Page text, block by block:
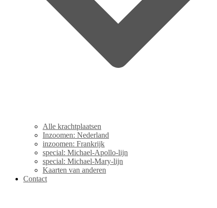
Alle krachtplaatsen
Inzoomen: Nederland
inzoomen: Frankrijk
special: Michael-Apollo-lijn
special: Michael-Mary-lijn
Kaarten van anderen
Contact